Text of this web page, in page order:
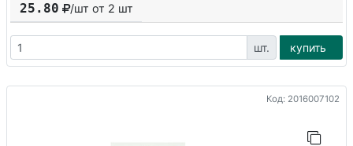
25.80 /шт от 2 шт
шт. купить
Код: 2016007102